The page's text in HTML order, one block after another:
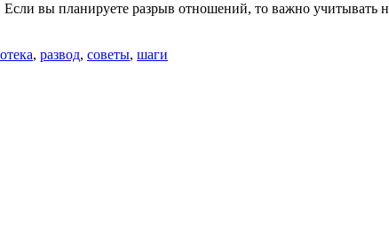
вы планируете разрыв отношений, то важно учитывать
, развод, советы, шаги